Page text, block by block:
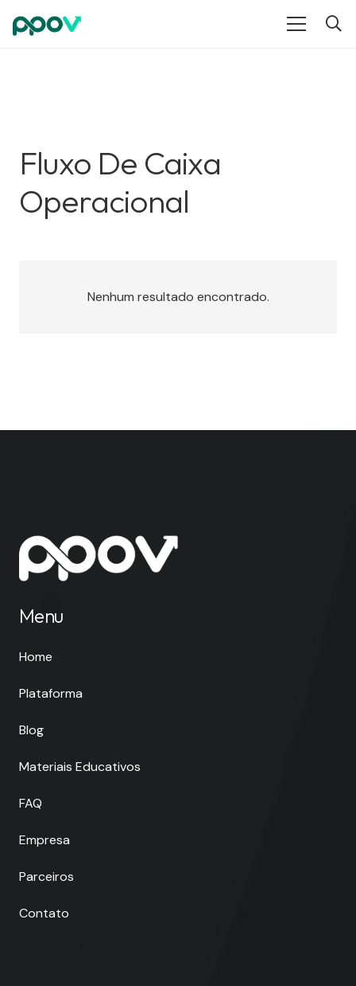
Fluxo De Caixa
Operacional
Nenhum resultado encontrado.
Menu
Home
Plataforma
Blog
Materiais Educativos
FAQ
Empresa
Parceiros
Contato